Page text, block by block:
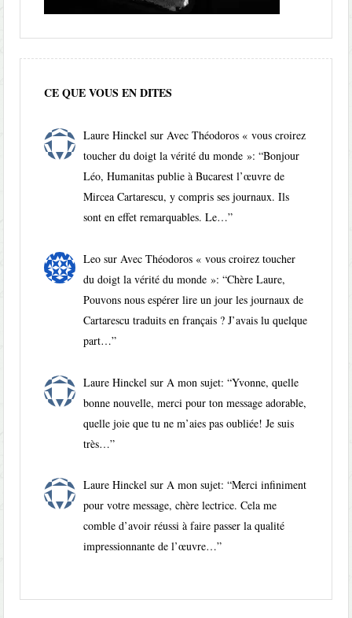
CE QUE VOUS EN DITES
Laure Hinckel surAvec Théodoros « vous croirez
toucher du doigt la vérité du monde »: “Bonjour
Léo, Humanitas publie à Bucarest l’œuvre de
Mircea Cartarescu, y compris ses journaux. Ils
sont en effet remarquables. Le…”
Leo sur Avec Théodoros « vous croirez toucher
du doigt la vérité du monde »: “Chère Laure,
Pouvons nous espérer lire un jour les journaux de
Cartarescu traduits en français ? J’avais lu quelque
part…”
Laure Hinckel sur A mon sujet: “Yvonne, quelle
bonne nouvelle, merci pour ton message adorable,
quelle joie que tu ne m’aies pas oubliée! Je suis
très…”
Laure Hinckel surA mon sujet: “Merci infiniment
pour votre message, chère lectrice. Cela me
comble d’avoir réussi à faire passer la qualité
impressionnante de l’œuvre…”